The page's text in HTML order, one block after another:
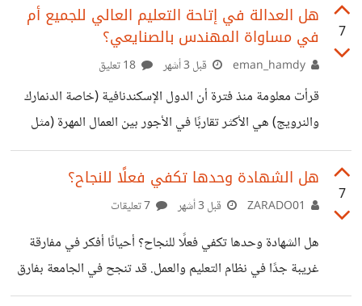
لا يتم نقل الخبرة الخاصة بها بالتعلم، فكيف ستدرب شخصاً مثلاً
على مهارة العمل تحت ضغط أو تقبُل الأراء المختلفة أو الذكاء
العاطفي أو التواصل الفعال. هذه كلها سمات شخصية تخضع
لكثير من المؤثرات حسب كل شخص وتربيته وبيئته ونفسيته
ونضجه، وليس لها علاقة بالعلم والتعلم، أعتقد أن أفضل طريقة
7
هل العدالة في إتاحة التعليم العالي للجميع أم
في مساواة المهندس بالصنايعي؟
قبل 3 أشهر
قرأت معلومة منذ فترة أن الدول الإسكندنافية (خاصة الدنمارك
والنرويج) هي الأكثر تقاربًا في الأجور بين العمال المهرة (مثل
الكهربائيين والسباكين) والمهندسين أو الأطباء. في تلك الدول
يختار الكثيرين من تلقاء أنفسهم عدم الذهاب للجامعة حتى لو
اتيحت له الفرصة من الناحية المادية لانه قادر علي العيش في
اضافية . بينما الدول التي عرفت المساواة بأنها الجامعه المجانية
للجميع وتعيين جميع الخريجين عزف المجتمع عن تلك المهن
7
هل الشهادة وحدها تكفي فعلًا للنجاح؟
قبل 3 أشهر
هل الشهادة وحدها تكفي فعلًا للنجاح؟ أحيانًا أفكر في مفارقة
غريبة جدًا في نظام التعليم والعمل. قد تنجح في الجامعة بفارق
نصف درجة فقط .. وتحصل على الشهادة نفسها التي يحصل